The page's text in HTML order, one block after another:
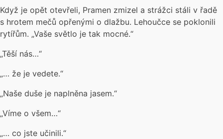
Když je opět otevřeli, Pramen zmizel a strážci stáli v řadě
s hrotem mečů opřenými o dlažbu. Lehoučce se poklonili
rytířům. „Vaše světlo je tak mocné.“
„Těší nás…“
„… že je vedete.“
„Naše duše je naplněna jasem.“
„Víme o všem…“
„… co jste učinili.“